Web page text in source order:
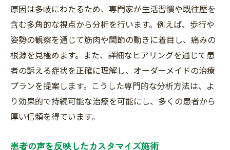
原因は多岐にわたるため、専門家が生活習慣や既往歴を
含む多角的な視点から分析を行います。例えば、歩行や
姿勢の観察を通じて筋肉や関節の動きに着目し、痛みの
根源を見極めます。また、詳細なヒアリングを通じて患
者の訴える症状を正確に理解し、オーダーメイドの治療
プランを提案します。こうした専門的な分析方法は、よ
り効果的で持続可能な治療を可能にし、多くの患者から
厚い信頼を得ています。
患者の声を反映したカスタマイズ施術